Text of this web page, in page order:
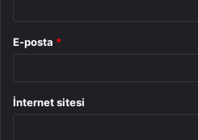
E-posta *
İnternet sitesi